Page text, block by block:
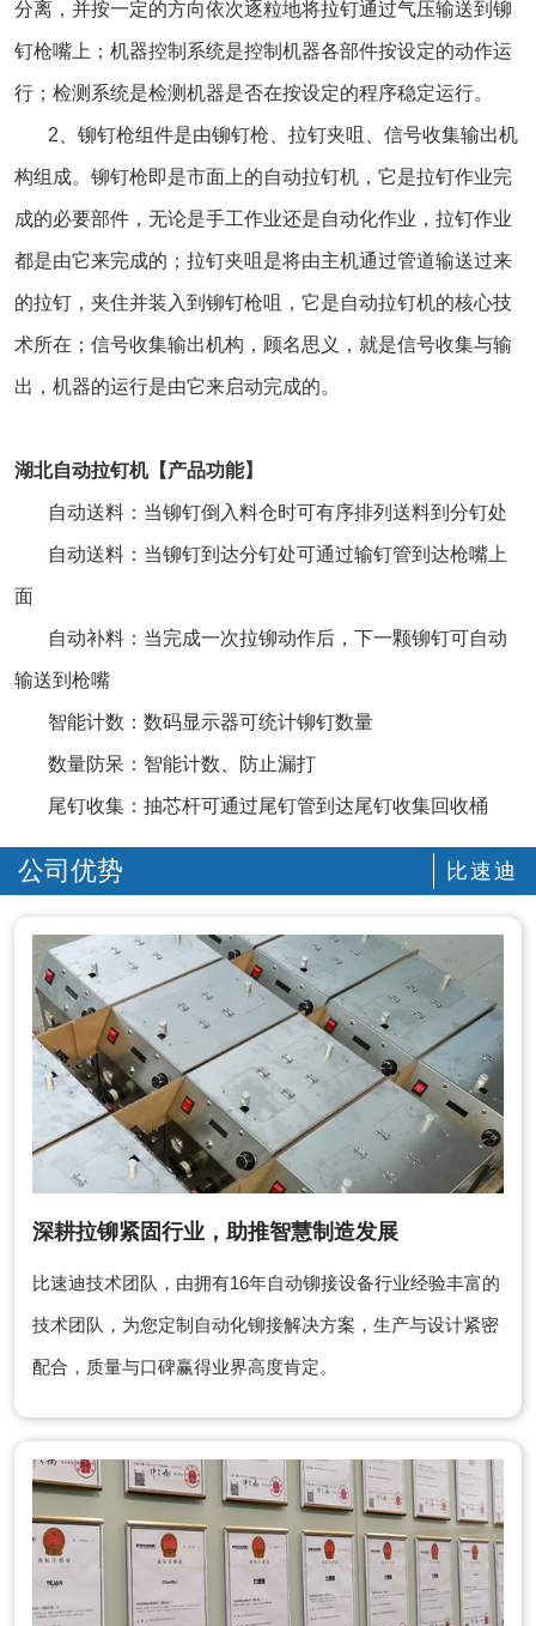
分离，并按一定的方向依次逐粒地将拉钉通过气压输送到铆
钉枪嘴上；机器控制系统是控制机器各部件按设定的动作运
行；检测系统是检测机器是否在按设定的程序稳定运行。
2、铆钉枪组件是由铆钉枪、拉钉夹咀、信号收集输出机
构组成。铆钉枪即是市面上的自动拉钉机，它是拉钉作业完
成的必要部件，无论是手工作业还是自动化作业，拉钉作业
都是由它来完成的；拉钉夹咀是将由主机通过管道输送过来
的拉钉，夹住并装入到铆钉枪咀，它是自动拉钉机的核心技
术所在；信号收集输出机构，顾名思义，就是信号收集与输
出，机器的运行是由它来启动完成的。
湖北自动拉钉机【产品功能】
自动送料：当铆钉倒入料仓时可有序排列送料到分钉处
自动送料：当铆钉到达分钉处可通过输钉管到达枪嘴上
面
自动补料：当完成一次拉铆动作后，下一颗铆钉可自动
输送到枪嘴
智能计数：数码显示器可统计铆钉数量
数量防呆：智能计数、防止漏打
尾钉收集：抽芯杆可通过尾钉管到达尾钉收集回收桶
公司优势 比速迪
深耕拉铆紧固行业，助推智慧制造发展
比速迪技术团队，由拥有16年自动铆接设备行业经验丰富的
技术团队，为您定制自动化铆接解决方案，生产与设计紧密
配合，质量与口碑赢得业界高度肯定。